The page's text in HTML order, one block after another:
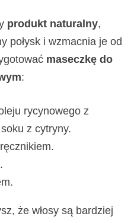
produkt naturalny,
połysk i wzmacnia je od
maseczkę do
:
rycynowego z
z cytryny.
że włosy są bardziej